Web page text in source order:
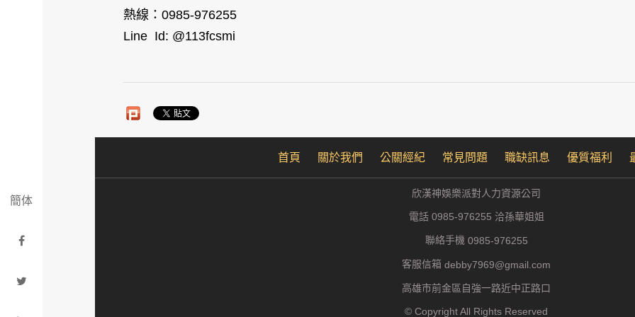
簡体
熱線：0985-976255
Line Id: @113fcsmi
首頁 關於我們 公關經紀 常見問題 職缺訊息 優質福利
欣漢神娛樂派對人力資源公司
電話 0985-976255 洽孫華姐姐
聯絡手機 0985-976255
客服信箱 debby7969@gmail.com
高雄市前金區自強一路近中正路口
© Copyright All Rights Reserved